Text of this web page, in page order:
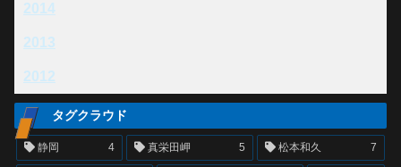
2014
2013
2012
タグクラウド
静岡 4 真栄田岬 5 松本和久 7